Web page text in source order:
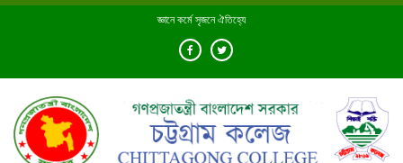
Skip
জ্ঞানে কর্মে সৃজনে ঐতিহ্যে